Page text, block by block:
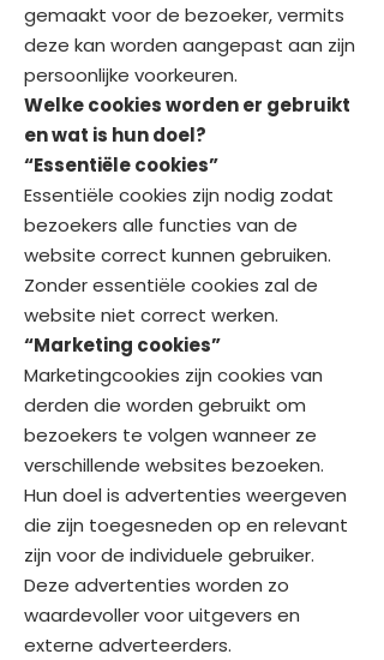
gemaakt voor de bezoeker, vermits
deze kan worden aangepast aan zijn
persoonlijke voorkeuren.
Welke cookies worden er gebruikt
en wat is hun doel?
“Essentiële cookies”
Essentiële cookies zijn nodig zodat
bezoekers alle functies van de
website correct kunnen gebruiken.
Zonder essentiële cookies zal de
website niet correct werken.
“Marketing cookies”
Marketingcookies zijn cookies van
derden die worden gebruikt om
bezoekers te volgen wanneer ze
verschillende websites bezoeken.
Hun doel is advertenties weergeven
die zijn toegesneden op en relevant
zijn voor de individuele gebruiker.
Deze advertenties worden zo
waardevoller voor uitgevers en
externe adverteerders.